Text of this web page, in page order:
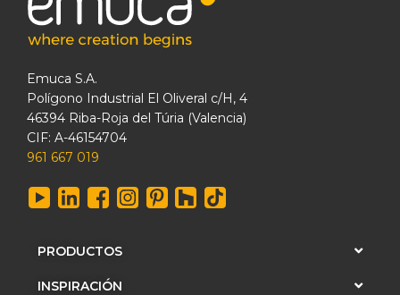
Emuca S.A.
Polígono Industrial El Oliveral c/H, 4
46394 Riba-Roja del Túria (Valencia)
CIF: A-46154704
961 667 019
PRODUCTOS
INSPIRACIÓN